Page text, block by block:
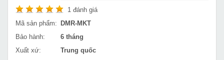
1 đánh giá
Mã sản phẩm:
DMR-MKT
Bảo hành:
6 tháng
Xuất xứ:
Trung quốc